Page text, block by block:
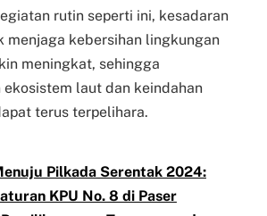
rutin seperti ini, kesadaran
menjaga kebersihan lingkungan
meningkat, sehingga
laut dan keindahan
terus terpelihara.
Pilkada Serentak 2024:
KPU No. 8 di Paser